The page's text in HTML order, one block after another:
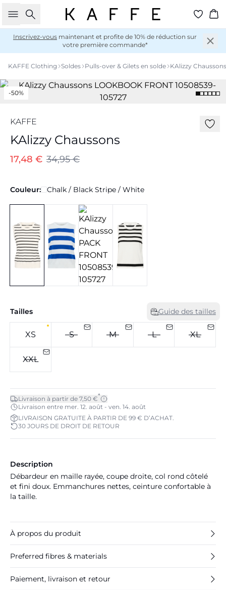
Rechercher
Inscrivez-vous maintenant et profite de 10% de réduction sur
votre première commande*
KAFFE Clothing Soldes Pulls-over & Gilets en solde KAlizzy Chaussons
-50%
KAFFE
KAlizzy Chaussons
17,48 € 34,95 €
Couleur: Chalk / Black Stripe / White
Tailles Guide des tailles
XS S M L XL
XXL
Livraison à partir de 7,50 €*
Livraison entre mer. 12. août - ven. 14. août
LIVRAISON GRATUITE À PARTIR DE 99 € D’ACHAT.
30 JOURS DE DROIT DE RETOUR
Description
Débardeur en maille rayée, coupe droite, col rond côtelé
et fini doux. Emmanchures nettes, ceinture confortable à
la taille.
À propos du produit
Preferred fibres & materials
Paiement, livraison et retour